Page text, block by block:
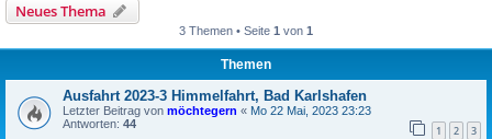
Neues Thema
3 Themen • Seite 1 von 1
Themen
Ausfahrt 2023-3 Himmelfahrt, Bad Karlshafen
Letzter Beitrag von möchtegern « Mo 22 Mai, 2023 23:23
Antworten: 44 1 2 3